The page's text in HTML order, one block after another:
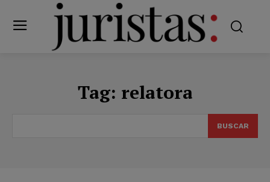
Tag: relatora
BUSCAR